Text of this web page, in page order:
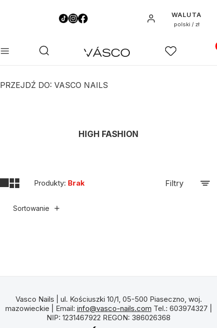
Zaloguj sięWALUTA
polski / zł
Menu Otwórz wyszukiwarkę
Szukaj Ulubione
PRZEJDŹ DO: VASCO NAILS
HIGH FASHION
Produkty: Brak Filtry
Sortowanie
Vasco Nails | ul. Kościuszki 10/1, 05-500 Piaseczno, woj.
mazowieckie | Email: info@vasco-nails.com Tel.: 603974327 |
NIP: 1231467922 REGON: 386026368